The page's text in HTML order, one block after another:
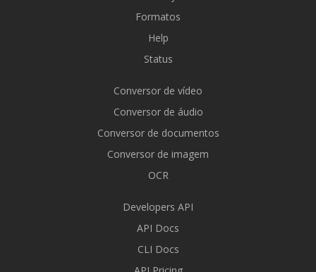
Formatos
Help
Status
Conversor de vídeo
Conversor de áudio
Conversor de documentos
Conversor de imagem
OCR
Developers API
API Docs
CLI Docs